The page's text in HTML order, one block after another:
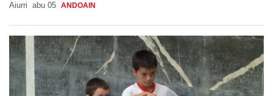
Aiurri abu 05 ANDOAIN